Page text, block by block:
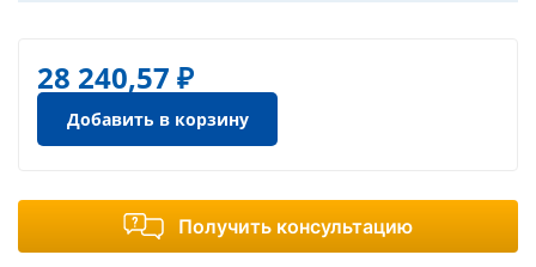
28 240,57 ₽
Добавить в корзину
Получить консультацию